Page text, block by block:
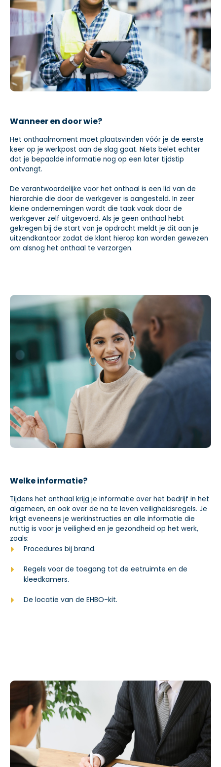
Wanneer en door wie?
Het onthaalmoment moet plaatsvinden vóór je de eerste
keer op je werkpost aan de slag gaat. Niets belet echter
dat je bepaalde informatie nog op een later tijdstip
ontvangt.
De verantwoordelijke voor het onthaal is een lid van de
hiërarchie die door de werkgever is aangesteld. In zeer
kleine ondernemingen wordt die taak vaak door de
werkgever zelf uitgevoerd. Als je geen onthaal hebt
gekregen bij de start van je opdracht meldt je dit aan je
uitzendkantoor zodat de klant hierop kan worden gewezen
om alsnog het onthaal te verzorgen.
Welke informatie?
Tijdens het onthaal krijg je informatie over het bedrijf in het
algemeen, en ook over de na te leven veiligheidsregels. Je
krijgt eveneens je werkinstructies en alle informatie die
nuttig is voor je veiligheid en je gezondheid op het werk,
zoals:
Procedures bij brand.
Regels voor de toegang tot de eetruimte en de
kleedkamers.
De locatie van de EHBO-kit.